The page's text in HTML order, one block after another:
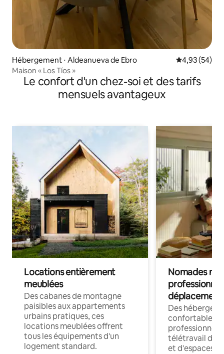
Hébergement ⋅ Aldeanueva de Ebro Évaluation
4,93 (54)
Maison « Los Tíos »
Le confort d'un chez-soi et des tarifs
mensuels avantageux
Locations entièrement
meublées
Des cabanes de montagne
paisibles aux appartements
urbains pratiques, ces
locations meublées offrent
tous les équipements d'un
logement standard.
Nomades
déplacement
Des
confortables
professionnels
télétravail
et d'espaces